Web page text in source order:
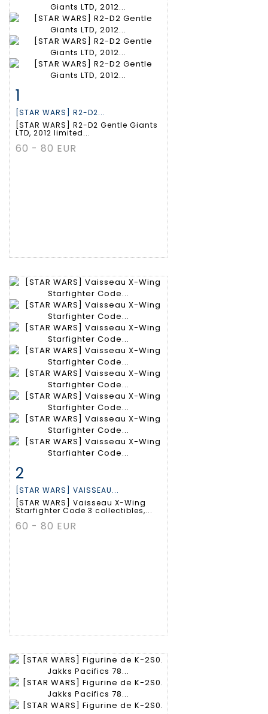
1
[STAR WARS] R2-D2...
[STAR WARS] R2-D2 Gentle Giants
LTD, 2012 limited...
60 - 80 EUR
Fiche détaillée
2
[STAR WARS] VAISSEAU...
[STAR WARS] Vaisseau X-Wing
Starfighter Code 3 collectibles,...
60 - 80 EUR